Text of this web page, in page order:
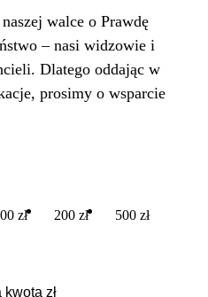
walce o Prawdę
– nasi widzowie i
Dlatego oddając w
prosimy o wsparcie
zł 200 zł 500 zł